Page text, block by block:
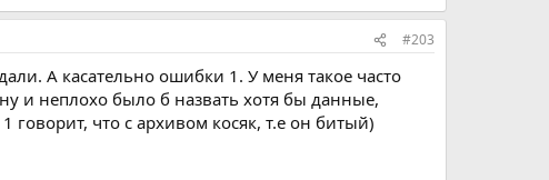
#203
А касательно ошибки 1. У меня такое часто
и неплохо было б назвать хотя бы данные,
что с архивом косяк, т.е он битый)